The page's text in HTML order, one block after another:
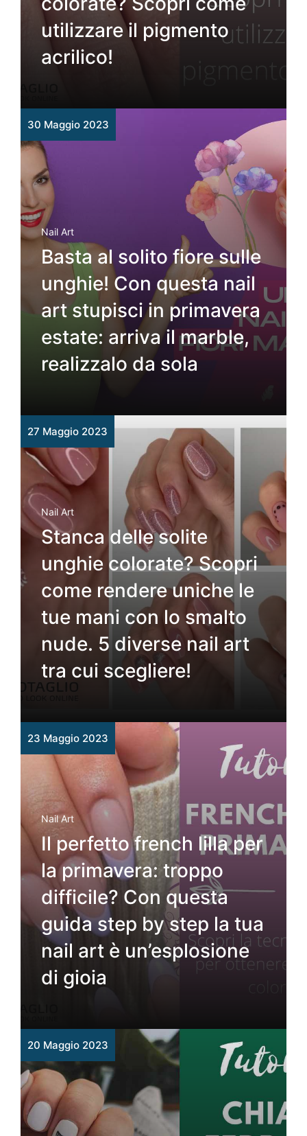
utilizzare il pigmento
acrilico!
30 Maggio 2023
Nail Art
Basta al solito fiore sulle
unghie! Con questa nail
art stupisci in primavera
estate: arriva il marble,
realizzalo da sola
27 Maggio 2023
Nail Art
Stanca delle solite
unghie colorate? Scopri
come rendere uniche le
tue mani con lo smalto
nude. 5 diverse nail art
tra cui scegliere!
23 Maggio 2023
Nail Art
Il perfetto french lilla per
la primavera: troppo
difficile? Con questa
guida step by step la tua
nail art è un’esplosione
di gioia
20 Maggio 2023